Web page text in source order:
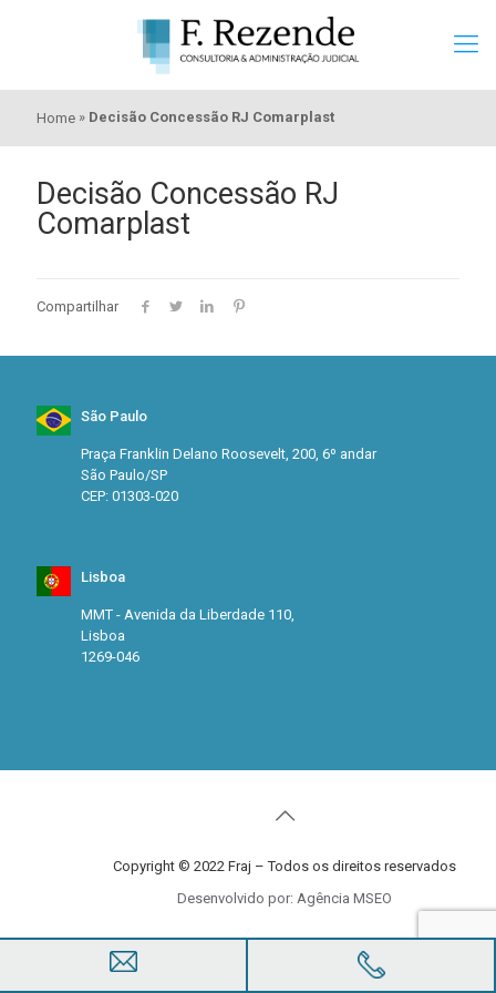
Home » Decisão Concessão RJ Comarplast
Decisão Concessão RJ
Comarplast
Compartilhar
São Paulo
Praça Franklin Delano Roosevelt, 200, 6º andar
São Paulo/SP
CEP: 01303-020
Lisboa
MMT - Avenida da Liberdade 110,
Lisboa
1269-046
Copyright © 2022 Fraj – Todos os direitos reservados
Desenvolvido por: Agência MSEO